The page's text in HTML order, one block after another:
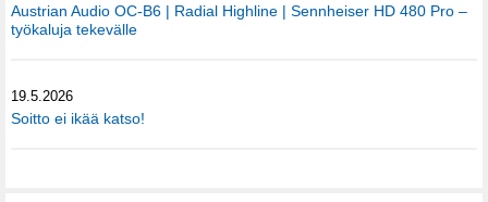
Austrian Audio OC-B6 | Radial Highline | Sennheiser HD 480 Pro –
työkaluja tekevälle
19.5.2026
Soitto ei ikää katso!